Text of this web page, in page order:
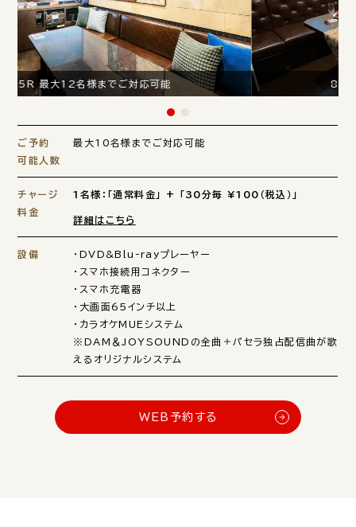
85R 最大12名様までご対応可能
ご予約
可能人数
最大10名様までご対応可能
チャージ
料金
1名様：「通常料金」 + 「30分毎 ¥100（税込）」
詳細はこちら
設備
・DVD&Blu-rayプレーヤー
・スマホ接続用コネクター
・スマホ充電器
・大画面65インチ以上
・カラオケMUEシステム
※DAM＆JOYSOUNDの全曲＋パセラ独占配信曲が歌
えるオリジナルシステム
WEB予約する